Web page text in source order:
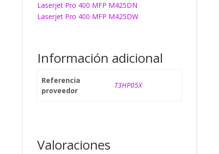
Laserjet Pro 400 MFP M425DN
Laserjet Pro 400 MFP M425DW
Información adicional
Referencia
proveedor
T3HP05X
Valoraciones